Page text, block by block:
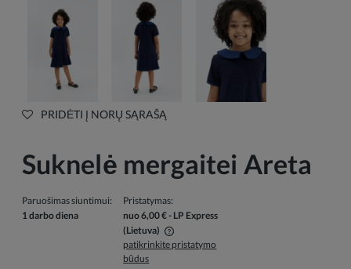
PRIDĖTI Į NORŲ SĄRAŠĄ
Suknelė mergaitei Areta
Paruošimas siuntimui:
1 darbo diena
Pristatymas:
nuo 6,00 €- LP Express
(Lietuva)
Į kainą neįskaičiuotos galimos mokėjimo išlaidos
patikrinkite pristatymo
būdus